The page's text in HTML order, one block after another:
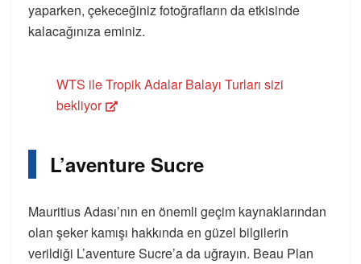
yaparken, çekeceğiniz fotoğrafların da etkisinde
kalacağınıza eminiz.
WTS ile Tropik Adalar Balayı Turları sizi
bekliyor
L’aventure Sucre
Mauritius Adası’nın en önemli geçim kaynaklarından
olan şeker kamışı hakkında en güzel bilgilerin
verildiği L’aventure Sucre’a da uğrayın. Beau Plan